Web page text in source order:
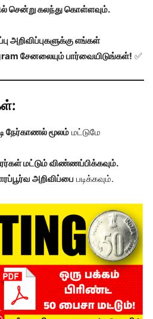
சென்று கலந்து கொள்ளவும்.
அறிவிப்புகளுக்கு எங்கள்
சேனலையும் பார்வையிடுங்கள்! ✅
நேர்காணல் மூலம் மட்டுமே
மட்டும் விண்ணப்பிக்கவும்.
அறிவிப்பை படிக்கவும்.